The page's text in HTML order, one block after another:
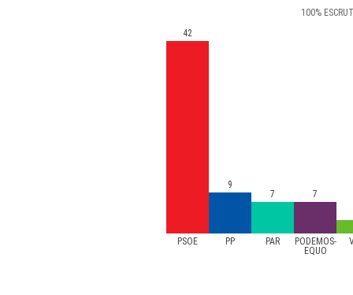
100%
PSOE PP PAR
PODEMOS-
EQUO
42
9
7
7